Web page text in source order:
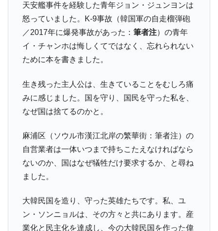
『Money1』
韓国政府『BYD』車への補助金を全廃 ⇒ 実
は韓国で『BYD』車は売れている。6カ月で対前年同期比
1.9倍！
『Money1』
在韓米国大使スティールが着韓！⇒ さっそ
く空港に詰めかけ「出て行け！」「極右勢力」のプラカー
『Money1』
韓国政府「2035年までに18.4GW規模のAIデ
ータセンター整備」⇒ だから無理だってば。
『Money1』
JPモルガン「韓国レバレッジETFの清算は
『Money1』
韓国『国民年金公団』株価暴落で200兆蒸
発。
『Money1』
韓国政府「ニセＫ-ブランドを通報しようキ
ャンペーン」⇒ あの名物教授も登場！
ぎ」では。
『Money1』
韓国鉄鋼最大手『POSCO』ズブズブ沈む。
天安艦事件を経験した青年ジョン・ジュンヨンは
怒っていました。K-9事故（韓国軍の自走榴弾砲
／2017年に爆発事故があった： 筆者注）の青年
イ・チャンホは悔しくてではなく、忘れられない
ために本を書きました。
生き残った主人公は、生きていることをむしろ痛
みに感じました。国を守り、国民を守った私を、
なぜ国は捨てるのかと。
麻浦区（ソウル市漢江北岸の繁華街：筆者注）の
自営業者は一体いつまで持ちこたえなければなら
ないのか、国はなぜ犠牲だけ要求するか、と尋ね
ました。
大韓民国を造り、守った英雄たちです。私、ユ
ン・ソンニョルは、その方々と共にあります。産
業化と民主化を達成し、今の大韓民国を作った偉